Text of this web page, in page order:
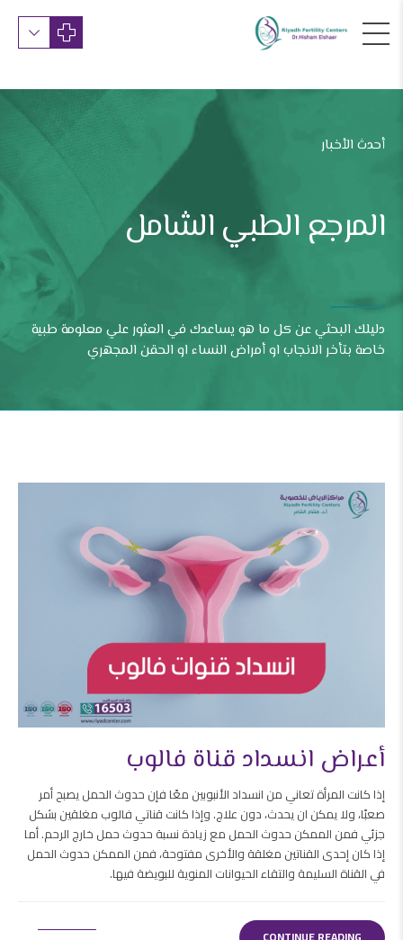
أحدث الأخبار
المرجع الطبي الشامل
دليلك البحثي عن كل ما هو يساعدك في العثور علي معلومة طبية
خاصة بتأخر الانجاب او أمراض النساء او الحقن المجهري
أعراض انسداد قناة فالوب
إذا كانت المرأة تعاني من انسداد الأنبوبين معًا فإن حدوث الحمل يصبح أمر
صعبًا، ولا يمكن ان يحدث، دون علاج. وإذا كانت قناتي فالوب مغلقين بشكل
جزئي فمن الممكن حدوث الحمل مع زيادة نسبة حدوث حمل خارج الرحم. أما
إذا كان إحدى القناتين مغلقة والأخرى مفتوحة، فمن الممكن حدوث الحمل
في القناة السليمة والتقاء الحيوانات المنوية للبويضة فيها.